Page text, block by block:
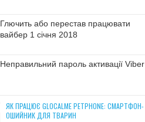
Глючить або перестав працювати
вайбер 1 січня 2018
Неправильний пароль активації Viber
ЯК ПРАЦЮЄ GLOCALME PETPHONE: СМАРТФОН-
ОШИЙНИК ДЛЯ ТВАРИН